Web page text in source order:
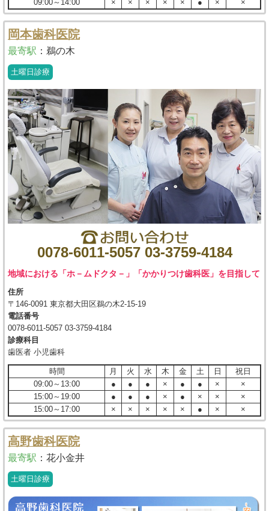
09:00～14:00 × × × × × ● × ×
岡本歯科医院
最寄駅 ： 鵜の木
土曜日診療
0078-6011-5057 03-3759-4184
地域における「ホ－ムドクタ－」「かかりつけ歯科医」を目指して
住所
〒146-0091 東京都大田区鵜の木2-15-19
電話番号
0078-6011-5057 03-3759-4184
診療科目
歯医者 小児歯科
時間 月 火 水 木 金 土 日
祝日
09:00～13:00
● ● ● × ● ● ×
×
15:00～19:00
● ● ● × ● × ×
×
15:00～17:00
× × × × × ● × ×
高野歯科医院
最寄駅 ： 花小金井
土曜日診療